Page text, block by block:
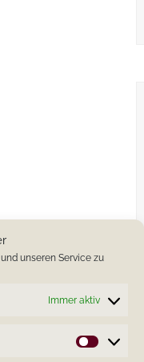
unseren Service zu
Immer aktiv